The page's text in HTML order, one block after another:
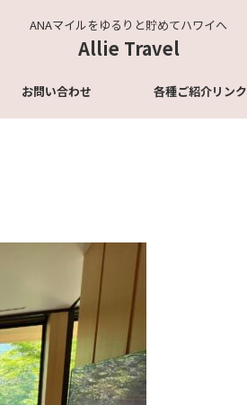
ANAマイルをゆるりと貯めてハワイへ
Allie Travel
お問い合わせ 各種ご紹介リンク